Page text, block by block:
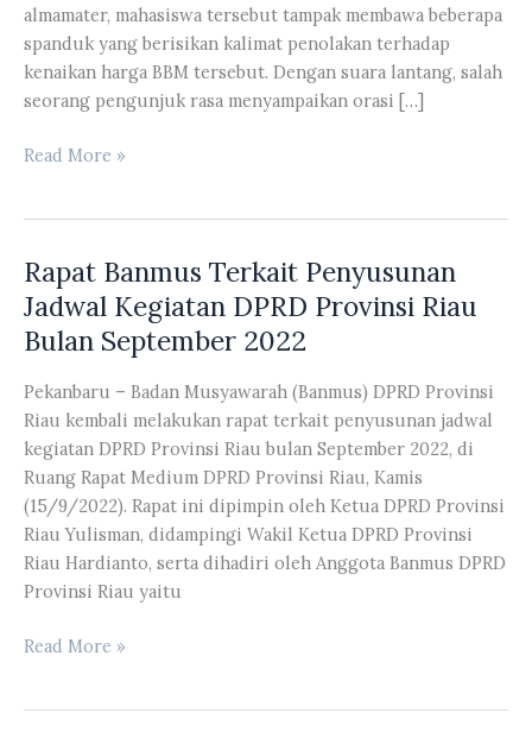
almamater, mahasiswa tersebut tampak membawa beberapa
spanduk yang berisikan kalimat penolakan terhadap
kenaikan harga BBM tersebut. Dengan suara lantang, salah
seorang pengunjuk rasa menyampaikan orasi […]
Ratusan
Melakukan
Aksi
Unjuk
Rasa
Terkait
Kenaikan
Harga
BBM
Read More »
Rapat Banmus Terkait Penyusunan
Jadwal Kegiatan DPRD Provinsi Riau
Bulan September 2022
Pekanbaru – Badan Musyawarah (Banmus) DPRD Provinsi
Riau kembali melakukan rapat terkait penyusunan jadwal
kegiatan DPRD Provinsi Riau bulan September 2022, di
Ruang Rapat Medium DPRD Provinsi Riau, Kamis
(15/9/2022). Rapat ini dipimpin oleh Ketua DPRD Provinsi
Riau Yulisman, didampingi Wakil Ketua DPRD Provinsi
Riau Hardianto, serta dihadiri oleh Anggota Banmus DPRD
Provinsi Riau yaitu
Rapat
Read More »